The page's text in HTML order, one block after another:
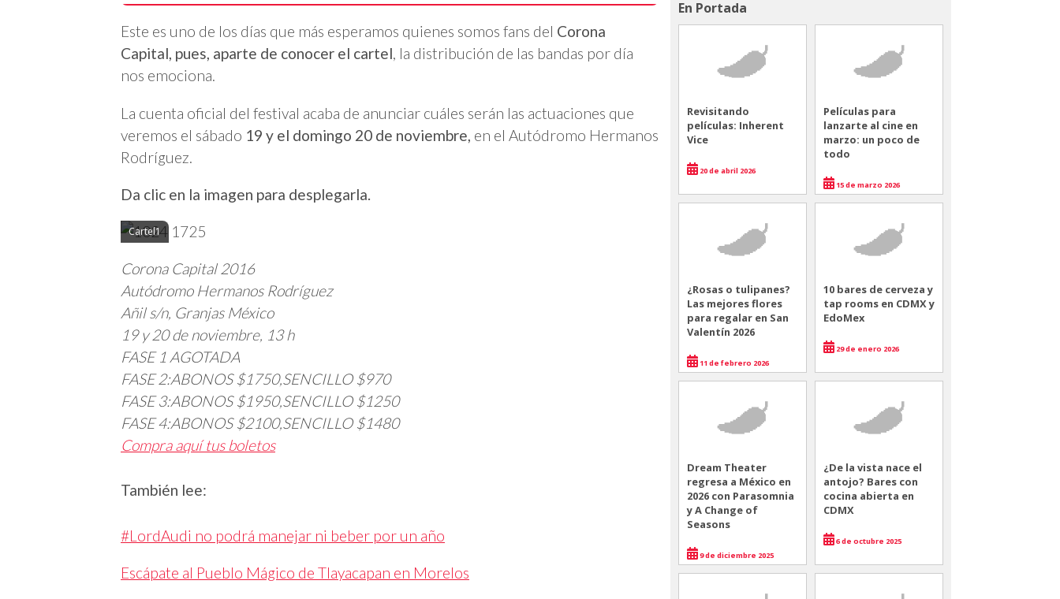
Este es uno de los días que más esperamos quienes somos fans del Corona
Capital, pues, aparte de conocer el cartel, la distribución de las bandas por día
nos emociona.
La cuenta oficial del festival acaba de anunciar cuáles serán las actuaciones que
veremos el sábado 19 y el domingo 20 de noviembre, en el Autódromo Hermanos
Rodríguez.
Da clic en la imagen para desplegarla.
Cartel1
Corona Capital 2016
Autódromo Hermanos Rodríguez
Añil s/n, Granjas México
19 y 20 de noviembre, 13 h
FASE 1 AGOTADA
FASE 2:ABONOS $1750,SENCILLO $970
FASE 3:ABONOS $1950,SENCILLO $1250
FASE 4:ABONOS $2100,SENCILLO $1480
Compra aquí tus boletos
También lee:
#LordAudi no podrá manejar ni beber por un año
Escápate al Pueblo Mágico de Tlayacapan en Morelos
En Portada
Revisitando
películas: Inherent
Vice
20 de abril 2026
Películas para
lanzarte al cine en
marzo: un poco de
todo
15 de marzo 2026
¿Rosas o tulipanes?
Las mejores flores
para regalar en San
Valentín 2026
11 de febrero 2026
10 bares de cerveza y
tap rooms en CDMX y
EdoMex
29 de enero 2026
Dream Theater
regresa a México en
2026 con Parasomnia
y A Change of
Seasons
9 de diciembre 2025
¿De la vista nace el
antojo? Bares con
cocina abierta en
CDMX
6 de octubre 2025